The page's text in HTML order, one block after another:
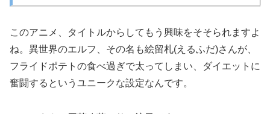
このアニメ、タイトルからしてもう興味をそそられますよ
ね。異世界のエルフ、その名も絵留札(えるふだ)さんが、
フライドポテトの食べ過ぎで太ってしまい、ダイエットに
奮闘するというユニークな設定なんです。